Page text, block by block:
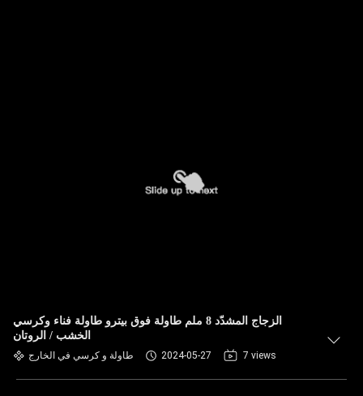
الزجاج المشدّد 8 ملم طاولة فوق بيترو طاولة فناء وكرسي
الخشب / الروتان
طاولة و كرسي في الخارج 2024-05-27 7 views